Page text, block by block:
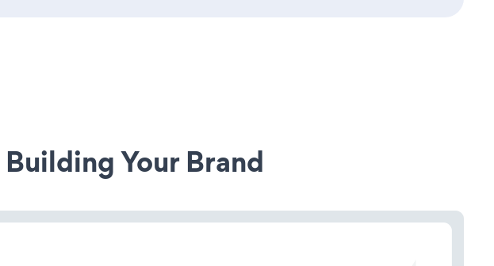
Your Brand